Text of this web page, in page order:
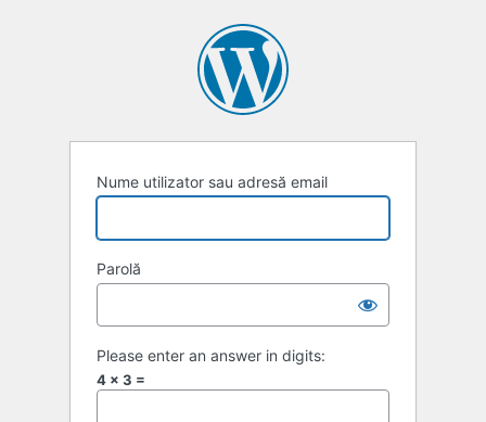
Nume utilizator sau adresă email
Parolă
Please enter an answer in digits:
4 × 3 =